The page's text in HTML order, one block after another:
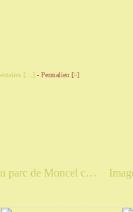
[ ] - Permalien [#]
Balade tonique à Jarny au parc de Moncel ce dimanche matin